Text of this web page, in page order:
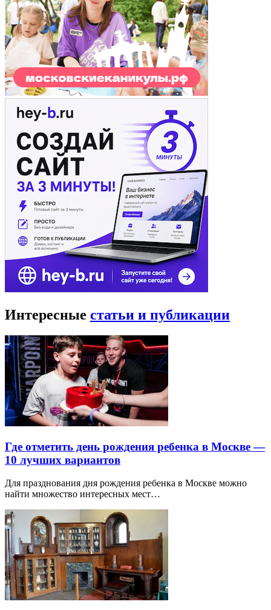
Интересные статьи и публикации
Где отметить день рождения ребенка в Москве —
10 лучших вариантов
Для празднования дня рождения ребенка в Москве можно
найти множество интересных мест…